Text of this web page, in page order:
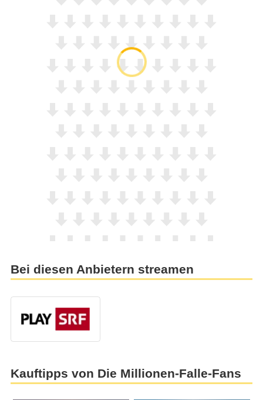
Bei diesen Anbietern streamen
Kauftipps von Die Millionen-Falle-Fans